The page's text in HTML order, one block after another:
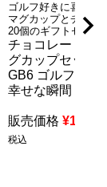
ゴルフ好きに喜ばれ
マグカップとチョコ
20個のギフトセット
チョコレート＆
グカップセット
GB6 ゴルフバカ
幸せな瞬間
販売価格 ¥1,540
税込